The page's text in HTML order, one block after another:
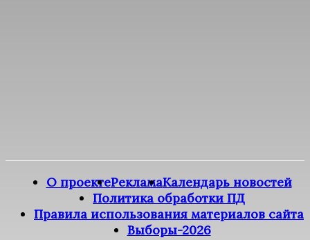
О проектеРекламаКалендарь новостей
Политика обработки ПД
Правила использования материалов сайта
Выборы-2026